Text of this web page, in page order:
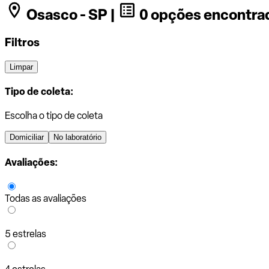
Osasco - SP | 0 opções
Filtros
Limpar
Tipo de coleta:
Escolha o tipo de coleta
Domiciliar No laboratório
Avaliações:
Todas as avaliações
5 estrelas